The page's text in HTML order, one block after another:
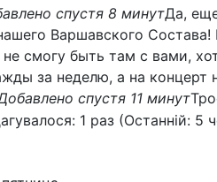
спустя 8 минутДа,
Варшавского
не смогу быть там с вами,
за неделю, а на концерт
спустя 11 минут
1 раз (Останній: 5